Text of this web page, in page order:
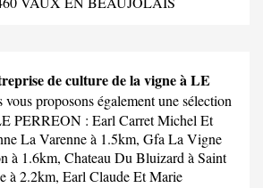
de culture de la vigne à LE
vous proposons également une sélection
PERREON : Earl Carret Michel Et
La Varenne à 1.5km, Gfa La Vigne
à 1.6km, Chateau Du Bluizard à Saint
à 2.2km, Earl Claude Et Marie